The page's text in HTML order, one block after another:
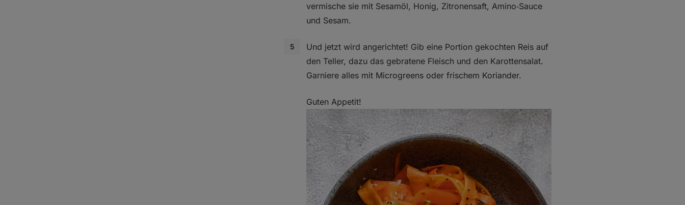
vermische sie mit Sesamöl, Honig, Zitronensaft, Amino‑Sauce
und Sesam.
Und jetzt wird angerichtet! Gib eine Portion gekochten Reis auf
den Teller, dazu das gebratene Fleisch und den Karottensalat.
Garniere alles mit Microgreens oder frischem Koriander.
Guten Appetit!